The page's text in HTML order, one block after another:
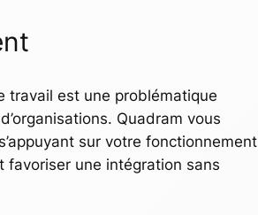
travail est une problématique
Quadram vous
sur votre fonctionnement
favoriser une intégration sans